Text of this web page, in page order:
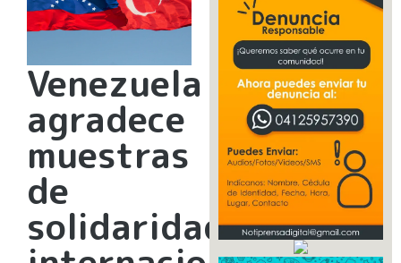
Venezuela
agradece
muestras
de
solidaridad